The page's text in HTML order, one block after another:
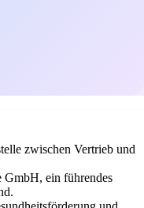
zwischen Vertrieb und
ein führendes